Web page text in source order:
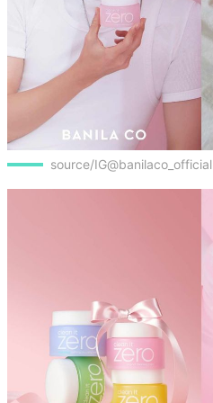
source/IG@banilaco_official